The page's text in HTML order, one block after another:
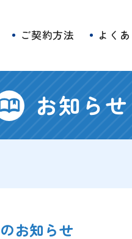
ご契約方法 よく
お知らせ
お知らせ